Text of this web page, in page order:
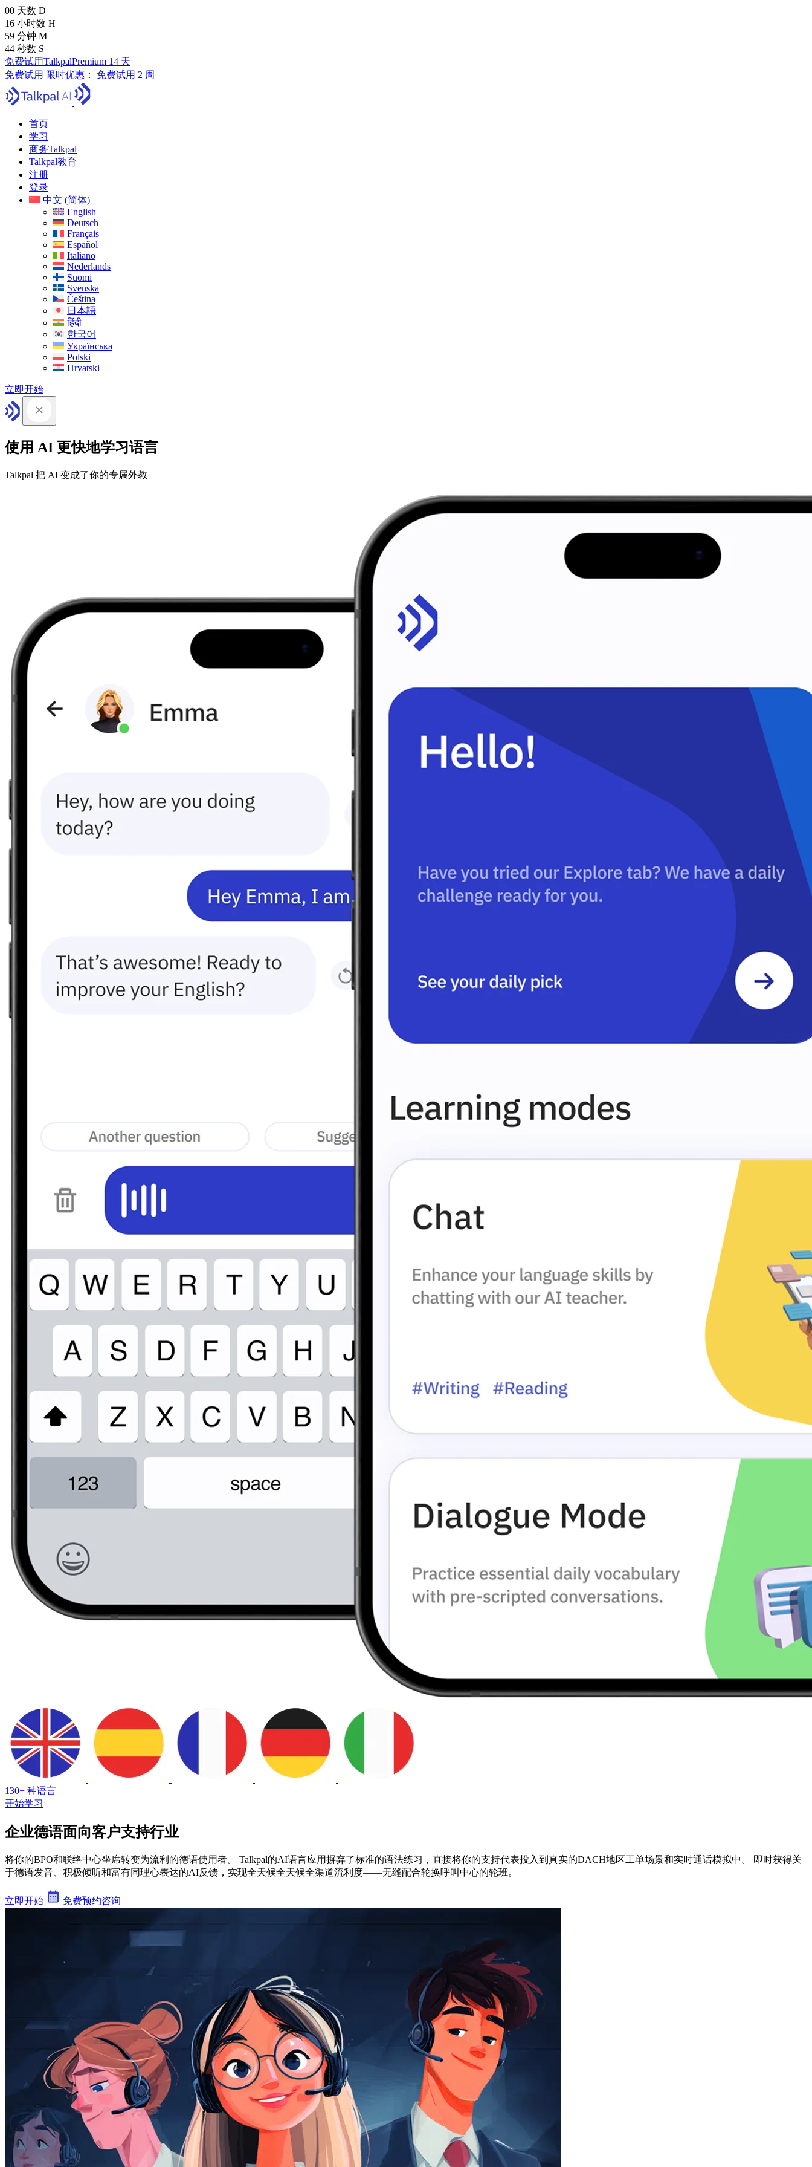
00 天数 D
16 小时数 H
59 分钟 M
43 秒数 S
免费试用TalkpalPremium 14 天
免费试用 限时优惠： 免费试用 2 周
首页
学习
商务Talkpal
Talkpal教育
注册
登录
中文 (简体)
English
Deutsch
Français
Español
Italiano
Nederlands
Suomi
Svenska
Čeština
日本語
हिंदी
한국어
Українська
Polski
Hrvatski
立即开始
使用 AI 更快地学习语言
Talkpal 把 AI 变成了你的专属外教
130+ 种语言
开始学习
企业德语面向客户支持行业
将你的BPO和联络中心坐席转变为流利的德语使用者。 Talkpal的AI语言应用摒弃了标准的语法练习，直接将你的支持代表投入到真实的DACH地区工单场景和实时通话模拟中。 即时获得关
于德语发音、积极倾听和富有同理心表达的AI反馈，实现全天候全天候全渠道流利度——无缝配合轮换呼叫中心的轮班。
立即开始 免费预约咨询